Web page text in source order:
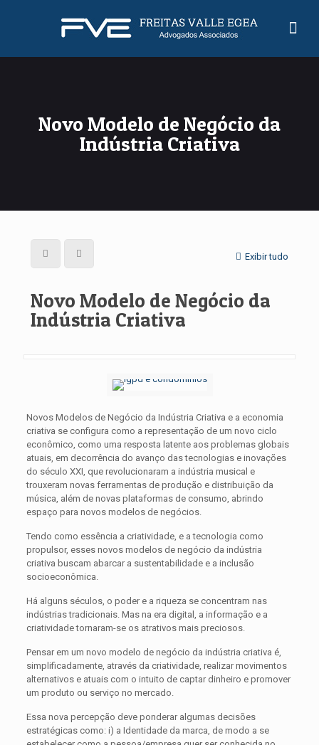
Novo Modelo de Negócio da
Indústria Criativa
Exibir tudo
Novo Modelo de Negócio da
Indústria Criativa
Novos Modelos de Negócio da Indústria Criativa e a economia
criativa se configura como a representação de um novo ciclo
econômico, como uma resposta latente aos problemas globais
atuais, em decorrência do avanço das tecnologias e inovações
do século XXI, que revolucionaram a indústria musical e
trouxeram novas ferramentas de produção e distribuição da
música, além de novas plataformas de consumo, abrindo
espaço para novos modelos de negócios.
Tendo como essência a criatividade, e a tecnologia como
propulsor, esses novos modelos de negócio da indústria
criativa buscam abarcar a sustentabilidade e a inclusão
socioeconômica.
Há alguns séculos, o poder e a riqueza se concentram nas
indústrias tradicionais. Mas na era digital, a informação e a
criatividade tornaram-se os atrativos mais preciosos.
Pensar em um novo modelo de negócio da indústria criativa é,
simplificadamente, através da criatividade, realizar movimentos
alternativos e atuais com o intuito de captar dinheiro e promover
um produto ou serviço no mercado.
Essa nova percepção deve ponderar algumas decisões
estratégicas como: i) a Identidade da marca, de modo a se